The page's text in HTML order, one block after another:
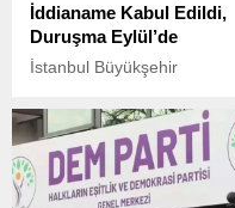
İddianame Kabul Edildi,
Duruşma Eylül’de
İstanbul Büyükşehir
İmamoğlu hakkında
yürütülen soruşturmalarla
bağlantılı olarak, 31 Ocak
2025’te İstanbul Adalet